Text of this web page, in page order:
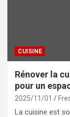
CUISINE
Rénover la
pour un
2025/11/01
La cuisine est